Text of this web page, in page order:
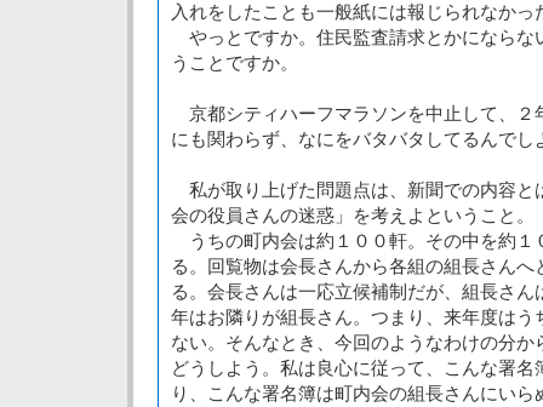
入れをしたことも一般紙には報じられなかっ
やっとですか。住民監査請求とかにならな
うことですか。
京都シティハーフマラソンを中止して、２
にも関わらず、なにをバタバタしてるんでし
私が取り上げた問題点は、新聞での内容と
会の役員さんの迷惑」を考えよということ。
うちの町内会は約１００軒。その中を約１
る。回覧物は会長さんから各組の組長さん
る。会長さんは一応立候補制だが、組長さ
年はお隣りが組長さん。つまり、来年度はう
ない。そんなとき、今回のようなわけの分
どうしよう。私は良心に従って、こんな署
り、こんな署名簿は町内会の組長さんにい